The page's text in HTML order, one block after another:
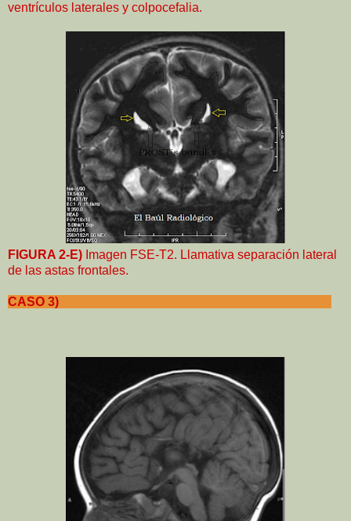
ventrículos laterales y colpocefalia.
FIGURA 2-E) Imagen FSE-T2. Llamativa separación lateral
de las astas frontales.
CASO 3)